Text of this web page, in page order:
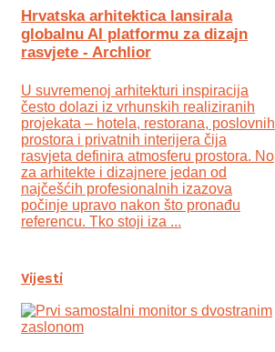
Hrvatska arhitektica lansirala
globalnu AI platformu za dizajn
rasvjete - Archlior
U suvremenoj arhitekturi inspiracija
često dolazi iz vrhunskih realiziranih
projekata – hotela, restorana, poslovnih
prostora i privatnih interijera čija
rasvjeta definira atmosferu prostora. No
za arhitekte i dizajnere jedan od
najčešćih profesionalnih izazova
počinje upravo nakon što pronađu
referencu. Tko stoji iza ...
Vijesti